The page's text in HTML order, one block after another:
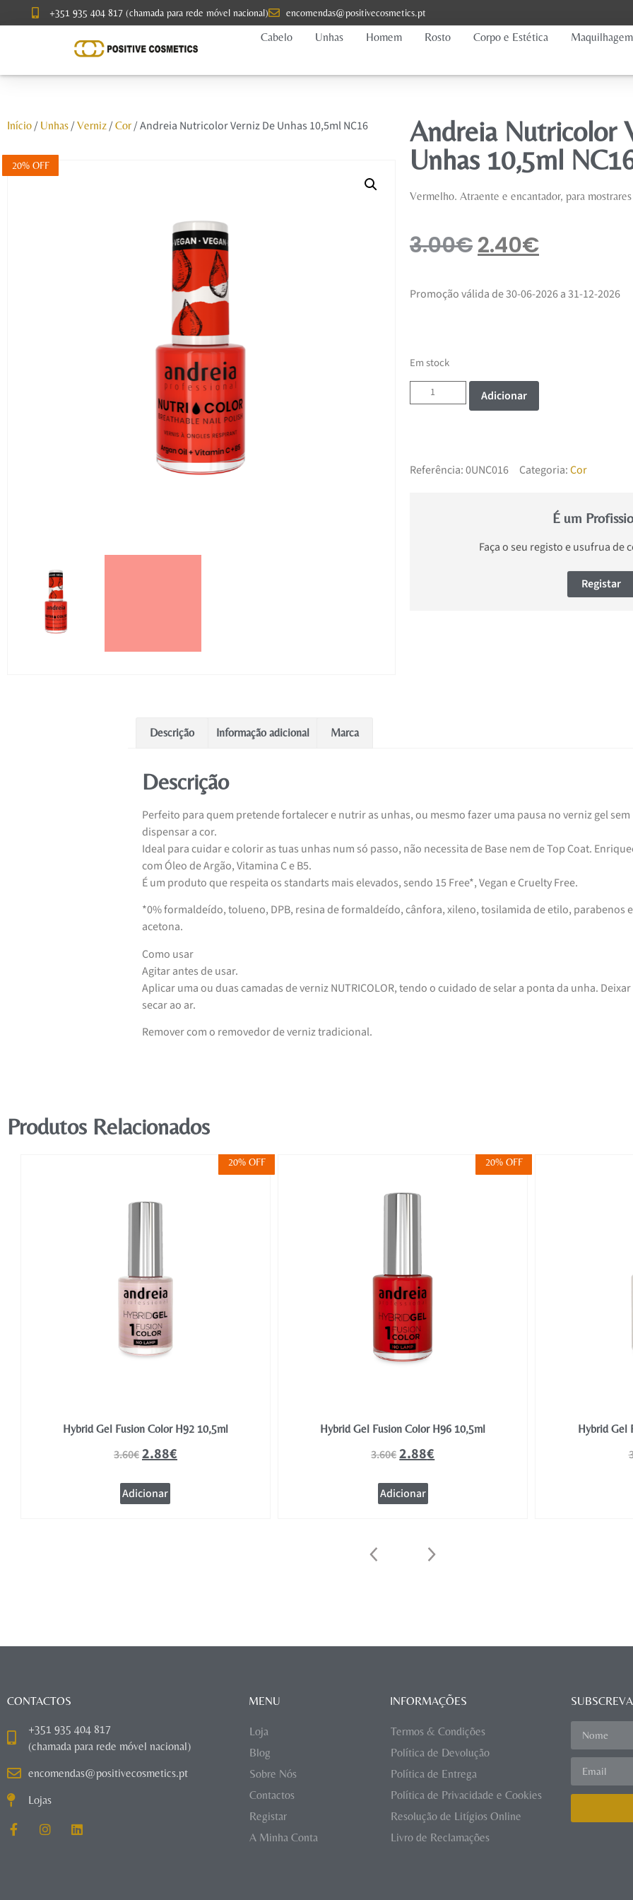
+351 935 404 817 (chamada para rede móvel nacional) encomendas@positivecosmetics.pt
Cabelo Unhas Homem Rosto Corpo e Estética Maquilhagem
Início/ Unhas/ Verniz/ Cor/ Andreia Nutricolor Verniz De Unhas 10,5ml NC16
20% OFF
Andreia Nutricolor
Unhas 10,5ml
Vermelho. Atraente e encantador, para
3.00€2.40€
Promoção válida de 30-06-2026 a 31-12-2026
Em stock
Adicionar
Referência:0UNC016 Categoria:Cor
É um
Faça o seu registo e usufrua de
Registar
Descrição Informação adicional Marca
Descrição
Perfeito para quem pretende fortalecer e nutrir as unhas, ou mesmo fazer uma pausa no verniz gel sem
dispensar a cor.
Ideal para cuidar e colorir as tuas unhas num só passo, não necessita de Base nem de Top Coat.
com Óleo de Argão, Vitamina C e B5.
É um produto que respeita os standarts mais elevados, sendo 15 Free*, Vegan e Cruelty Free.
*0% formaldeído, tolueno, DPB, resina de formaldeído, cânfora, xileno, tosilamida de etilo, parabenos e
acetona.
Como usar
Agitar antes de usar.
Aplicar uma ou duas camadas de verniz NUTRICOLOR, tendo o cuidado de selar a ponta da unha. Deixar
secar ao ar.
Remover com o removedor de verniz tradicional.
Produtos Relacionados
20% OFF
Hybrid Gel Fusion Color H92 10,5ml
3.60€2.88€
Adicionar
20% OFF
Hybrid Gel Fusion Color H96 10,5ml
3.60€2.88€
Adicionar
Hybrid Gel
CONTACTOS
+351 935 404 817
(chamada para rede móvel nacional)
encomendas@positivecosmetics.pt
Lojas
MENU
Loja
Blog
Sobre Nós
Contactos
Registar
A Minha Conta
INFORMAÇÕES
Termos & Condições
Política de Devolução
Política de Entrega
Política de Privacidade e Cookies
Resolução de Litígios Online
Livro de Reclamações